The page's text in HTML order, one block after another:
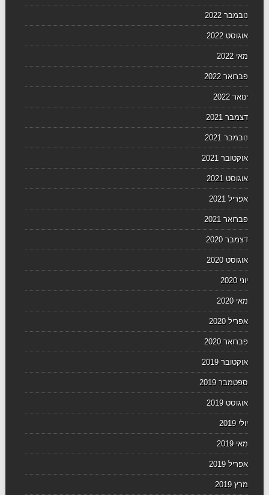
נובמבר 2022
אוגוסט 2022
מאי 2022
פברואר 2022
ינואר 2022
דצמבר 2021
נובמבר 2021
אוקטובר 2021
אוגוסט 2021
אפריל 2021
פברואר 2021
דצמבר 2020
אוגוסט 2020
יוני 2020
מאי 2020
אפריל 2020
פברואר 2020
אוקטובר 2019
ספטמבר 2019
אוגוסט 2019
יולי 2019
מאי 2019
אפריל 2019
מרץ 2019